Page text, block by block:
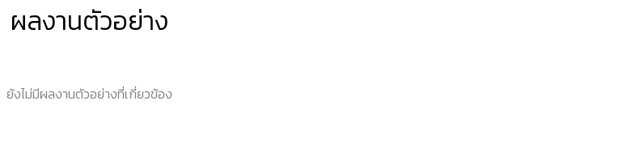
ผลงานตัวอย่าง
ยังไม่มีผลงานตัวอย่างที่เกี่ยวข้อง